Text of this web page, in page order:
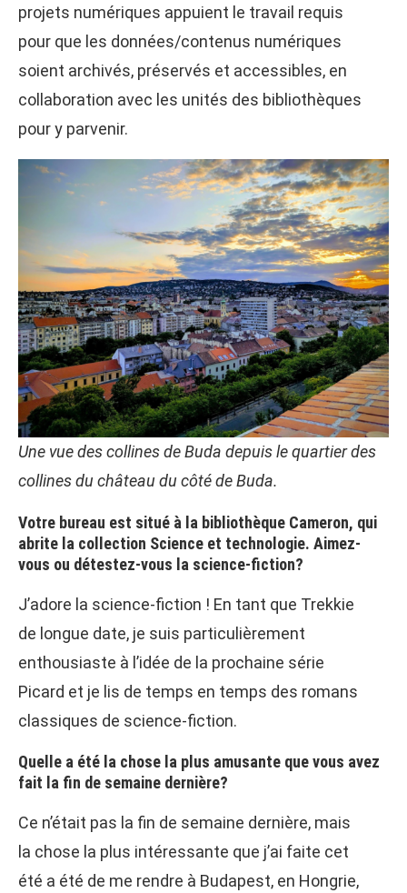
projets numériques appuient le travail requis
pour que les données/contenus numériques
soient archivés, préservés et accessibles, en
collaboration avec les unités des bibliothèques
pour y parvenir.
Une vue des collines de Buda depuis le quartier des
collines du château du côté de Buda.
Votre bureau est situé à la bibliothèque Cameron, qui
abrite la collection Science et technologie. Aimez-
vous ou détestez-vous la science-fiction?
J’adore la science-fiction ! En tant que Trekkie
de longue date, je suis particulièrement
enthousiaste à l’idée de la prochaine série
Picard et je lis de temps en temps des romans
classiques de science-fiction.
Quelle a été la chose la plus amusante que vous avez
fait la fin de semaine dernière?
Ce n’était pas la fin de semaine dernière, mais
la chose la plus intéressante que j’ai faite cet
été a été de me rendre à Budapest, en Hongrie,